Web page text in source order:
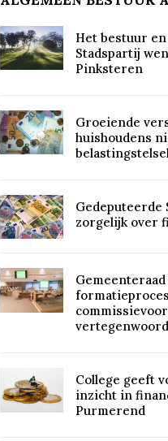
Het bestuur
Stadspartij
Pinksteren
Groeiende
huishoudens
Gedeputeerde
zorgelijk over
College geeft
inzicht in
Purmerend